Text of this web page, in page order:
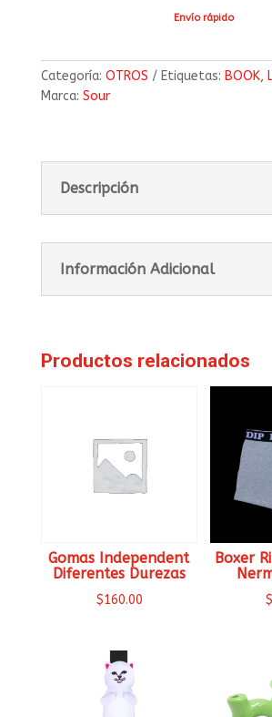
Envío rápido
Categoría: OTROS Etiquetas: BOOK,
Marca: Sour
Descripción
Información Adicional
Productos relacionados
Gomas Independent
Diferentes Durezas
$160.00
Boxer
$